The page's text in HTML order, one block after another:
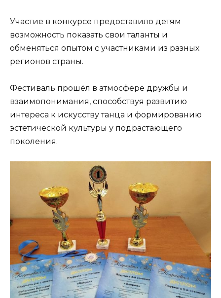
Участие в конкурсе предоставило детям
возможность показать свои таланты и
обменяться опытом с участниками из разных
регионов страны.
Фестиваль прошёл в атмосфере дружбы и
взаимопонимания, способствуя развитию
интереса к искусству танца и формированию
эстетической культуры у подрастающего
поколения.